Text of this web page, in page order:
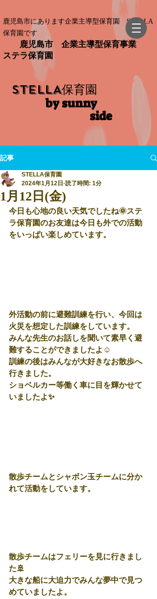
鹿児島市にあります企業主導型保育園 STELLA
保育園です
鹿児島市 企業主導型保育事業
ステラ保育園
STELLA保育園
by sunny
side​
記事
1月12日(金)
STELLA保育園
2024年1月12日 読了時間: 1分
今日も心地の良い天気でしたね🌞ステ
ラ保育園のお友達は今日も外での活動
をいっぱい楽しめています。
外活動の前に避難訓練を行い、今回は
火災を想定した訓練をしています。
みんな先生のお話しを聞いて素早く避
難することができましたよ☺
訓練の後はみんなが大好きなお散歩へ
行きました。
ショベルカー等働く車に目を輝かせて
いましたよ✨
散歩チームとシャボン玉チームに分か
れて活動をしています。
散歩チームはフェリーを見に行きまし
た🚢
大きな船に大迫力でみんな夢中で見つ
めていましたよ。